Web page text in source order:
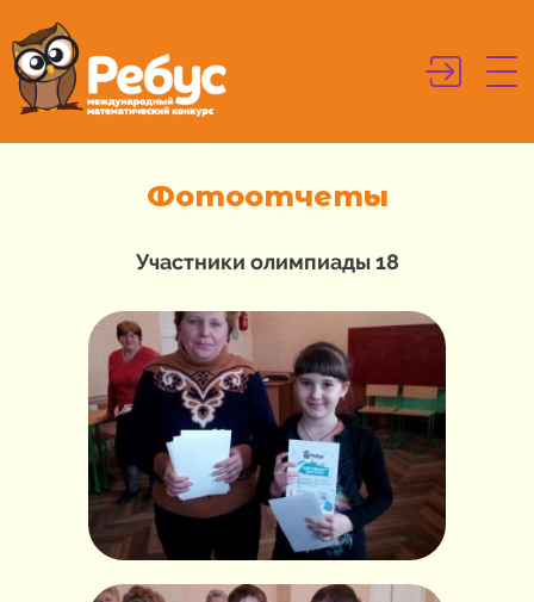
Фотоотчеты
Участники олимпиады 18